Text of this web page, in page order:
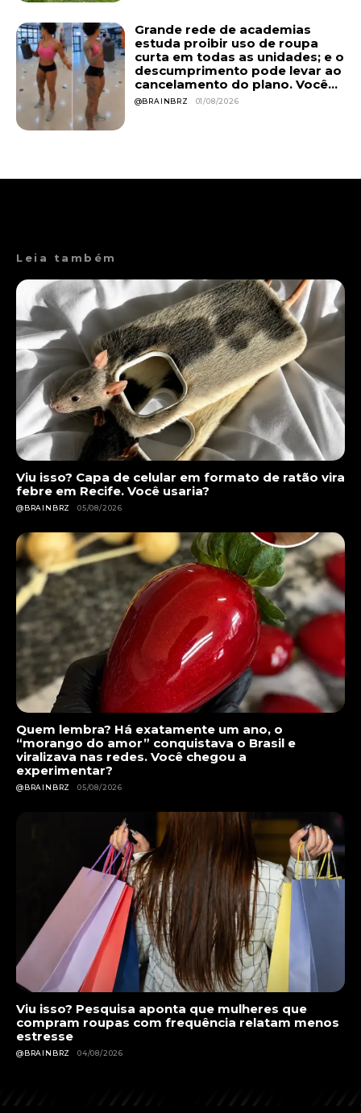
Grande rede de academias
estuda proibir uso de roupa
curta em todas as unidades; e o
descumprimento pode levar ao
cancelamento do plano. Você...
@BRAINBRZ 01/08/2026
Leia também
Viu isso? Capa de celular em formato de ratão vira
febre em Recife. Você usaria?
@BRAINBRZ 05/08/2026
Quem lembra? Há exatamente um ano, o
“morango do amor” conquistava o Brasil e
viralizava nas redes. Você chegou a
experimentar?
@BRAINBRZ 05/08/2026
Viu isso? Pesquisa aponta que mulheres que
compram roupas com frequência relatam menos
estresse
@BRAINBRZ 04/08/2026